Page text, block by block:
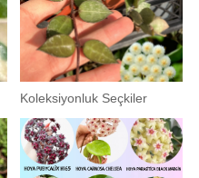
Koleksiyonluk Seçkiler